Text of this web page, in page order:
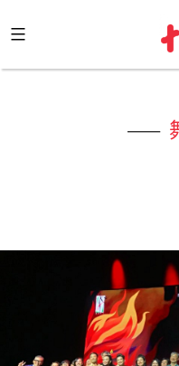
to
content
——